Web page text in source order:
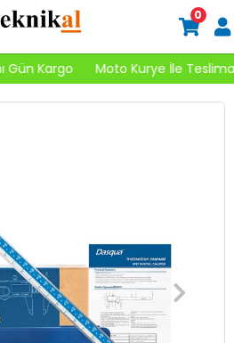
Kargo Moto Kurye İle Teslimat
0